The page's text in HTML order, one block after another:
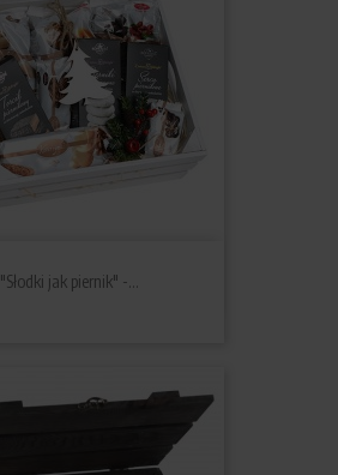
"Słodki jak piernik" -...